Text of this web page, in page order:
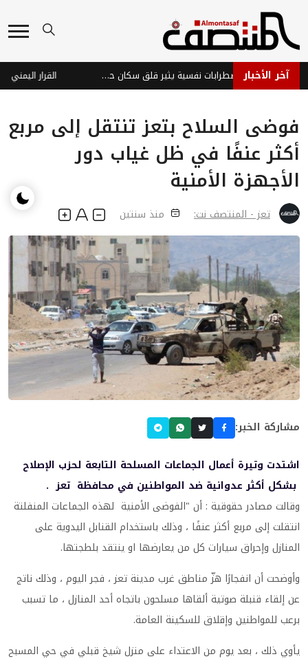
آخر الأخبار تعز: شخص يعاني اضطرابات نفسية يثير قلق سكان حي الضبوعة برمي الحجارة ليلاً
فوضى السلاح بتعز تنتقل إلى مربع
أكثر عنفًا في ظل غياب دور
الأجهزة الأمنية
تعز - المنتصف نت: منذ سنتين
مشاركة الخبر:
اشتدت وتيرة أعمال الجماعات المسلحة التابعة لحزب الإصلاح
بشكل أكثر عدوانية ضد المواطنين في محافظة تعز .
وقالت مصادر حقوقية : أن "الفوضى الأمنية لهذه الجماعات المنفلتة
انتقلت إلى مربع أكثر عنفًا ، وذلك باستخدام القنابل اليدوية على
المنازل وإحراق سيارات كل من يعارضها او ينتقد بلطجتها.
وأوضحت أن انفجارًا هزّ مناطق غرب مدينة تعز ، فجر اليوم ، وذلك ناتج
عن إلقاء قنبلة صوتية ألقاها مسلحون باتجاه أحد المنازل ، ما تسبب
برعب للمواطنين وإقلاق للسكينة العامة.
يأوي ذلك ، بعد يوم من الاعتداء على منزل شيخ قبلي في حي المسبح